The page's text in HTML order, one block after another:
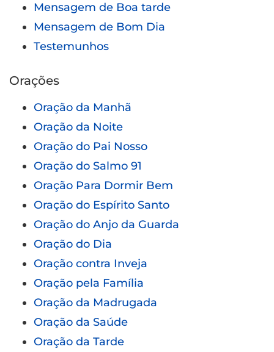
Mensagem de Boa tarde
Mensagem de Bom Dia
Testemunhos
Orações
Oração da Manhã
Oração da Noite
Oração do Pai Nosso
Oração do Salmo 91
Oração Para Dormir Bem
Oração do Espírito Santo
Oração do Anjo da Guarda
Oração do Dia
Oração contra Inveja
Oração pela Família
Oração da Madrugada
Oração da Saúde
Oração da Tarde